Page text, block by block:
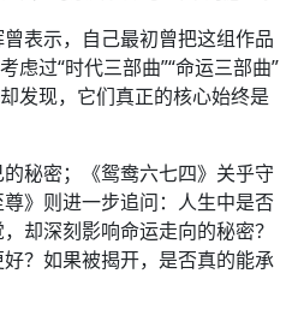
表示，自己最初曾把这组作品
虑过“时代三部曲”“命运三部曲”
发现，它们真正的核心始终是
秘密；《鸳鸯六七四》关乎守
》则进一步追问：人生中是否
却深刻影响命运走向的秘密？
？如果被揭开，是否真的能承